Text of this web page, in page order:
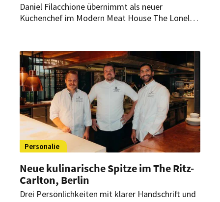
Daniel Filacchione übernimmt als neuer
Küchenchef im Modern Meat House The Lonely
Position erhalten bleibt.
Personalie
Neue kulinarische Spitze im The Ritz-
Carlton, Berlin
Drei Persönlichkeiten mit klarer Handschrift und